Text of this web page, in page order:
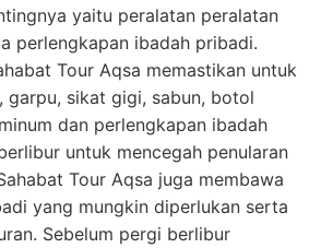
yaitu peralatan peralatan
perlengkapan ibadah pribadi.
Tour Aqsa memastikan untuk
garpu, sikat gigi, sabun, botol
dan perlengkapan ibadah
untuk mencegah penularan
Tour Aqsa juga membawa
yang mungkin diperlukan serta
Sebelum pergi berlibur